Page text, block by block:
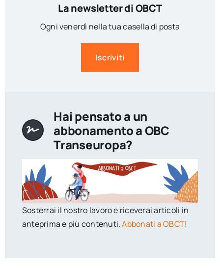
La newsletter di OBCT
Ogni venerdì nella tua casella di posta
Iscriviti
Hai pensato a un
abbonamento a OBC
Transeuropa?
Sosterrai il nostro lavoro e riceverai articoli in
anteprima e più contenuti.Abbonati a OBCT!